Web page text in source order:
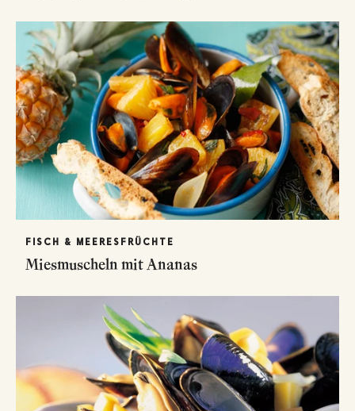
FISCH & MEERESFRÜCHTE
Miesmuscheln mit Ananas